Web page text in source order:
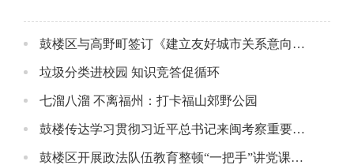
鼓楼区与高野町签订《建立友好城市关系意向书》
垃圾分类进校园 知识竞答促循环
七溜八溜 不离福州：打卡福山郊野公园
鼓楼传达学习贯彻习近平总书记来闽考察重要讲话精神
鼓楼区开展政法队伍教育整顿“一把手”讲党课活动